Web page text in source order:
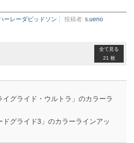
ーレーダビッドソン 投稿者: s.ueno
全て見る
21 枚
グライド・ウルトラ」のカラーラ
ドグライド3」のカラーラインアッ